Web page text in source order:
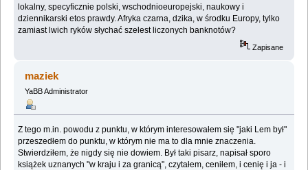
lokalny, specyficznie polski, wschodnioeuropejski, naukowy i
dziennikarski etos prawdy. Afryka czarna, dzika, w środku Europy, tylko
zamiast lwich ryków słychać szelest liczonych banknotów?
Zapisane
maziek
YaBB Administrator
Z tego m.in. powodu z punktu, w którym interesowałem się "jaki Lem był"
przeszedłem do punktu, w którym nie ma to dla mnie znaczenia.
Stwierdziłem, że nigdy się nie dowiem. Był taki pisarz, napisał sporo
książek uznanych "w kraju i za granicą", czytałem, ceniłem, i cenię i ja - i